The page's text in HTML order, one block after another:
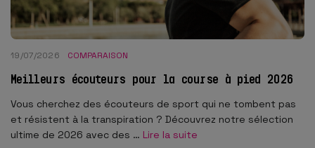
19/07/2026 COMPARAISON
Meilleurs écouteurs pour la course à pied 2026
Vous cherchez des écouteurs de sport qui ne tombent pas
et résistent à la transpiration ? Découvrez notre sélection
ultime de 2026 avec des … Lire la suite